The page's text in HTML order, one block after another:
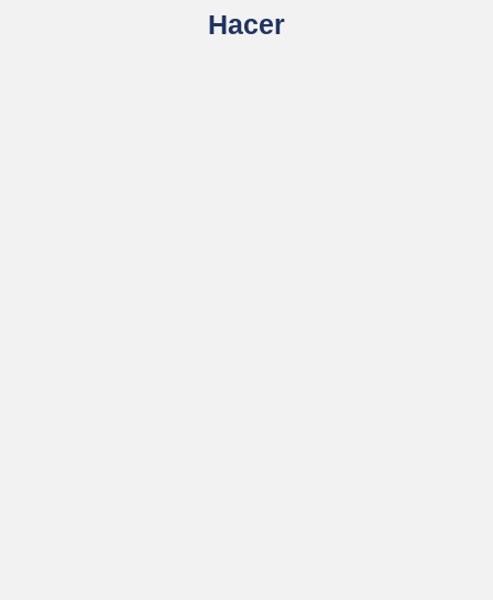
Hacer